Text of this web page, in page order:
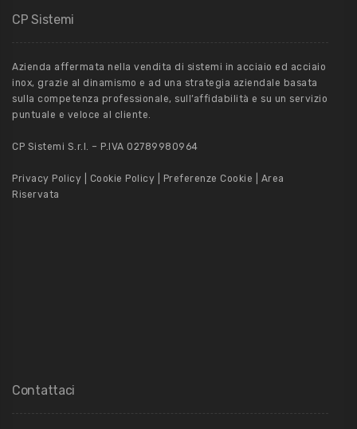
CP Sistemi
Azienda affermata nella vendita di sistemi in acciaio ed acciaio
inox, grazie al dinamismo e ad una strategia aziendale basata
sulla competenza professionale, sull’affidabilità e su un servizio
puntuale e veloce al cliente.
CP Sistemi S.r.l. – P.IVA 02789980964
Privacy Policy Cookie Policy Preferenze Cookie
Area
Riservata
Contattaci